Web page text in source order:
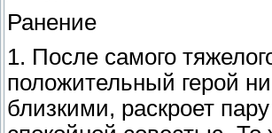
Ранение
1. После самого
положительный герой
близкими, раскроет